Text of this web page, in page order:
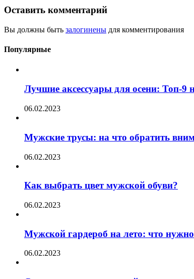
Оставить комментарий
Вы должны быть залогинены для комментирования
Популярные
Лучшие аксессуары для осени: Топ-9
06.02.2023
Мужские трусы: на что обратить
06.02.2023
Как выбрать цвет мужской обуви?
06.02.2023
Мужской гардероб на лето: что
06.02.2023